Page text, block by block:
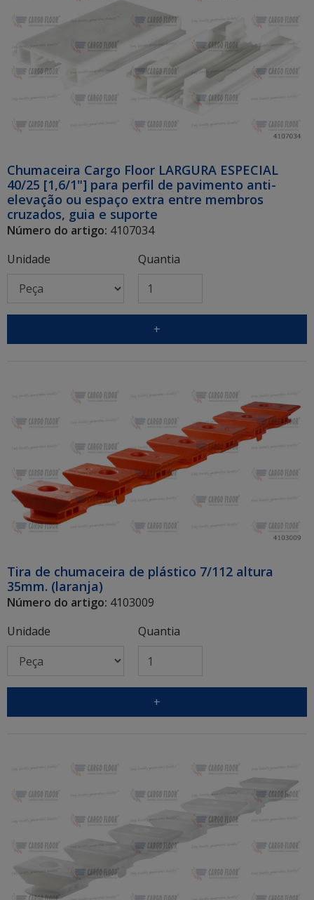
Chumaceira Cargo Floor LARGURA ESPECIAL
40/25 [1,6/1"] para perfil de pavimento anti-
elevação ou espaço extra entre membros
cruzados, guia e suporte
Número do artigo: 4107034
Unidade
Quantia
+
Tira de chumaceira de plástico 7/112 altura
35mm. (laranja)
Número do artigo: 4103009
Unidade
Quantia
+